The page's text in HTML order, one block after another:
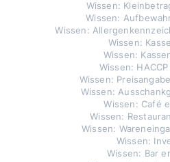
Wissen:
Wissen:
Wissen:
Wissen:
Wissen:
Wissen:
Wissen:
Wissen:
Wissen: Café
Wissen:
Wissen:
Wissen:
Wissen: Bar